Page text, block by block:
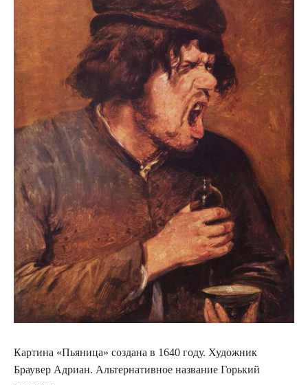
Картина «Пьяница» создана в 1640 году. Художник
Браувер Адриан. Альтернативное название Горький